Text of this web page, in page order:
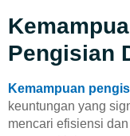
Pengisian
Kemampuan
keuntungan yang
mencari efisiensi